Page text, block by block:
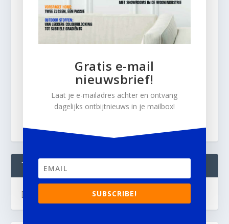
TWEETS
[custom-twitter-feeds]
Gratis e-mail
nieuwsbrief!
Laat je e-mailadres achter en ontvang
dagelijks ontbijtnieuws in je mailbox!
SUBSCRIBE!